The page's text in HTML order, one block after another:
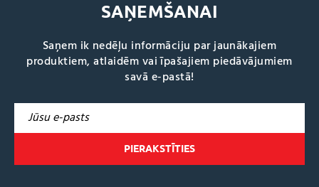
SAŅEMŠANAI
Saņem ik nedēļu informāciju par jaunākajiem
produktiem, atlaidēm vai īpašajiem piedāvājumiem
savā e-pastā!